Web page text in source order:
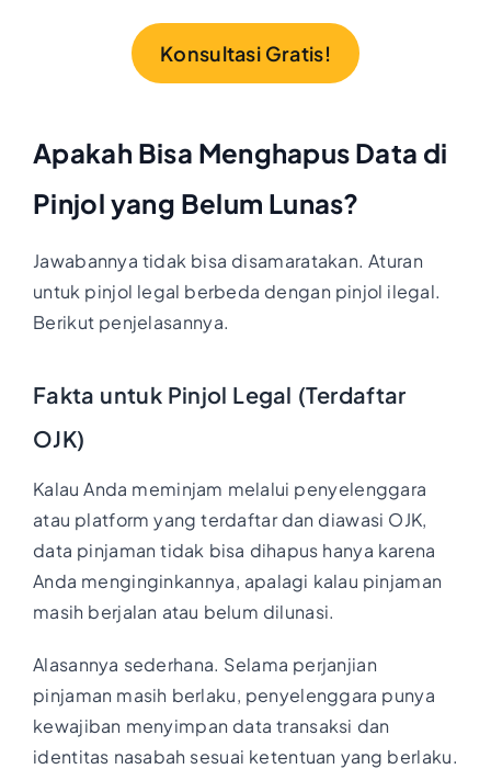
Konsultasi Gratis!
Apakah Bisa Menghapus Data di
Pinjol yang Belum Lunas?
Jawabannya tidak bisa disamaratakan. Aturan
untuk pinjol legal berbeda dengan pinjol ilegal.
Berikut penjelasannya.
Fakta untuk Pinjol Legal (Terdaftar
OJK)
Kalau Anda meminjam melalui penyelenggara
atau platform yang terdaftar dan diawasi OJK,
data pinjaman tidak bisa dihapus hanya karena
Anda menginginkannya, apalagi kalau pinjaman
masih berjalan atau belum dilunasi.
Alasannya sederhana. Selama perjanjian
pinjaman masih berlaku, penyelenggara punya
kewajiban menyimpan data transaksi dan
identitas nasabah sesuai ketentuan yang berlaku.